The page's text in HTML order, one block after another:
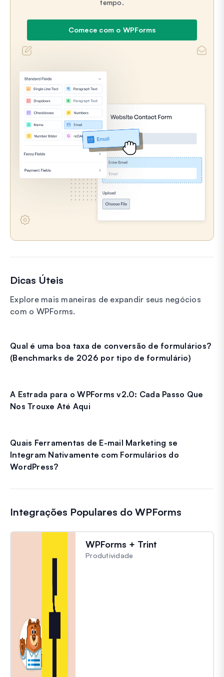
tempo.
Comece com o WPForms
Dicas Úteis
Explore mais maneiras de expandir seus negócios
com o WPForms.
Qual é uma boa taxa de conversão de formulários?
(Benchmarks de 2026 por tipo de formulário)
A Estrada para o WPForms v2.0: Cada Passo Que
Nos Trouxe Até Aqui
Quais Ferramentas de E-mail Marketing se
Integram Nativamente com Formulários do
WordPress?
Integrações Populares do WPForms
WPForms + Trint
Produtividade